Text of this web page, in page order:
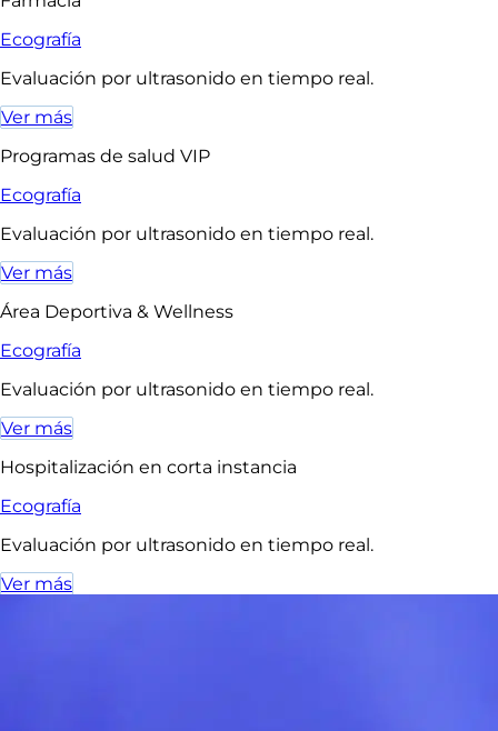
Ecografía
Evaluación por ultrasonido en tiempo real.
Ver más
Programas de salud VIP
Ecografía
Evaluación por ultrasonido en tiempo real.
Ver más
Área Deportiva & Wellness
Ecografía
Evaluación por ultrasonido en tiempo real.
Ver más
Hospitalización en corta instancia
Ecografía
Evaluación por ultrasonido en tiempo real.
Ver más